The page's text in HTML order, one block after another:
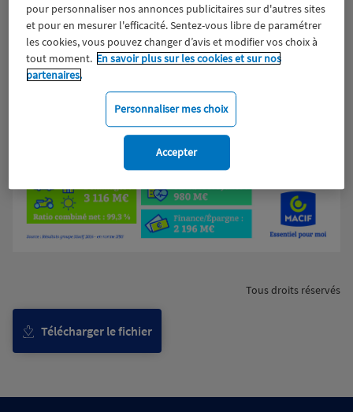
Télécharger le fichier
Tous droits réservés
pour personnaliser nos annonces publicitaires sur d'autres sites
et pour en mesurer l'efficacité. Sentez-vous libre de paramétrer
les cookies, vous pouvez changer d’avis et modifier vos choix à
tout moment. En savoir plus sur les cookies et sur nos
partenaires.
Personnaliser mes choix
Accepter